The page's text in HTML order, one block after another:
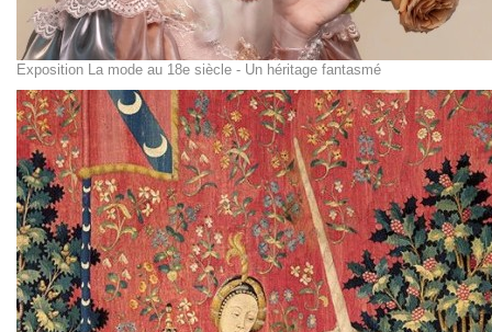
Exposition La mode au 18e siècle - Un héritage fantasmé